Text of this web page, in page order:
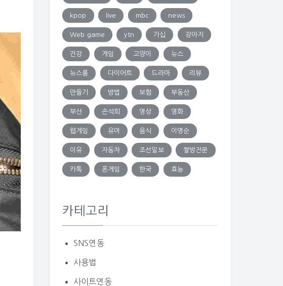
kpop live mbc news
Web game ytn 가십 강아지
건강 게임 고양이 뉴스
뉴스룸 다이어트 드라마 리뷰
만들기 방법 보험 부동산
부산 손석희 영상 영화
웹게임 유머 음식 이명순
이유 자동차 조선일보 짤방전문
카톡 폰게임 한국 효능
카테고리
SNS연동
사용법
사이트연동